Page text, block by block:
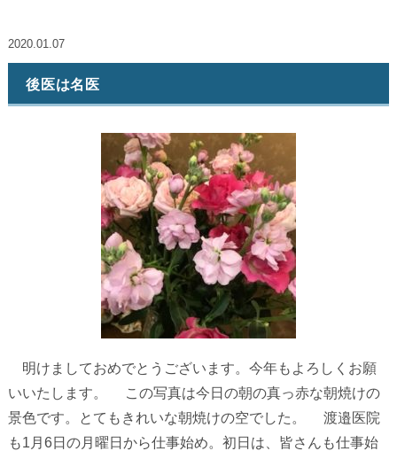
2020.01.07
後医は名医
明けましておめでとうございます。今年もよろしくお願
いいたします。 この写真は今日の朝の真っ赤な朝焼けの
景色です。とてもきれいな朝焼けの空でした。 渡邉医院
も1月6日の月曜日から仕事始め。初日は、皆さんも仕事始